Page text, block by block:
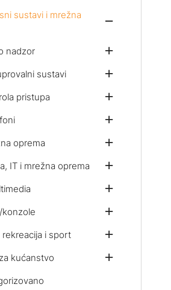
sustavi i mrežna
nadzor
sustavi
pristupa
oprema
IT i mrežna oprema
konzole
rekreacija i sport
kućanstvo